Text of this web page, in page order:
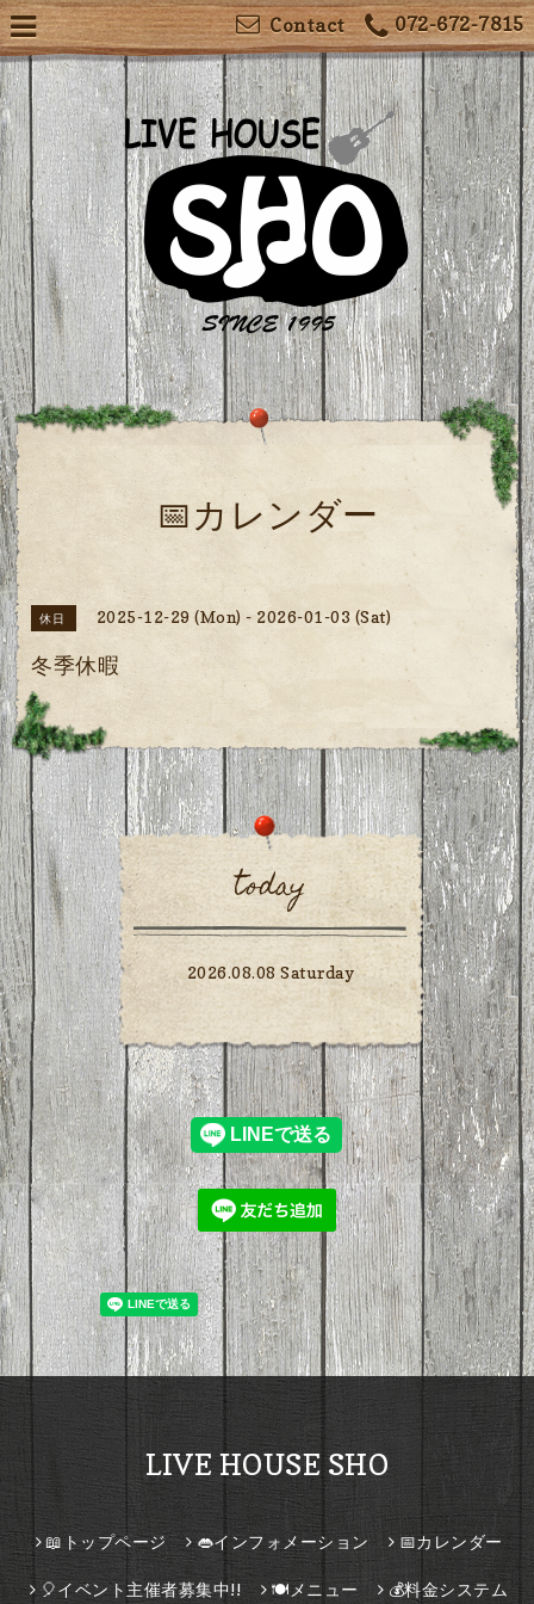
072-672-7815
Contact
📅カレンダー
休日 2025-12-29 (Mon) - 2026-01-03 (Sat)
冬季休暇
today
2026.08.08 Saturday
LIVE HOUSE SHO
📖トップページ 👄インフォメーション 📅カレンダー
🎈イベント主催者募集中!! 🍽️メニュー 💰料金システム